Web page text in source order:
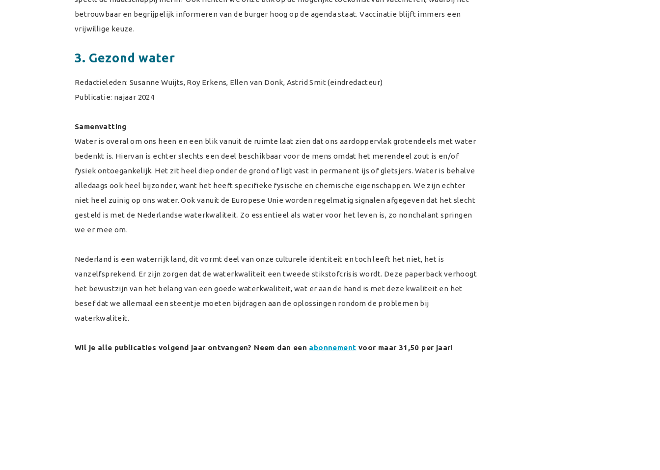
betrouwbaar en begrijpelijk informeren van de burger hoog op de agenda staat. Vaccinatie blijft immers een
vrijwillige keuze.
3. Gezond water
Redactieleden: Susanne Wuijts, Roy Erkens, Ellen van Donk, Astrid Smit (eindredacteur)
Publicatie: najaar 2024
Samenvatting
Water is overal om ons heen en een blik vanuit de ruimte laat zien dat ons aardoppervlak grotendeels met water
bedenkt is. Hiervan is echter slechts een deel beschikbaar voor de mens omdat het merendeel zout is en/of
fysiek ontoegankelijk. Het zit heel diep onder de grond of ligt vast in permanent ijs of gletsjers. Water is behalve
alledaags ook heel bijzonder, want het heeft specifieke fysische en chemische eigenschappen. We zijn echter
niet heel zuinig op ons water. Ook vanuit de Europese Unie worden regelmatig signalen afgegeven dat het slecht
gesteld is met de Nederlandse waterkwaliteit. Zo essentieel als water voor het leven is, zo nonchalant springen
we er mee om.
Nederland is een waterrijk land, dit vormt deel van onze culturele identiteit en toch leeft het niet, het is
vanzelfsprekend. Er zijn zorgen dat de waterkwaliteit een tweede stikstofcrisis wordt. Deze paperback verhoogt
het bewustzijn van het belang van een goede waterkwaliteit, wat er aan de hand is met deze kwaliteit en het
besef dat we allemaal een steentje moeten bijdragen aan de oplossingen rondom de problemen bij
waterkwaliteit.
Wil je alle publicaties volgend jaar ontvangen? Neem dan een abonnement voor maar 31,50 per jaar!